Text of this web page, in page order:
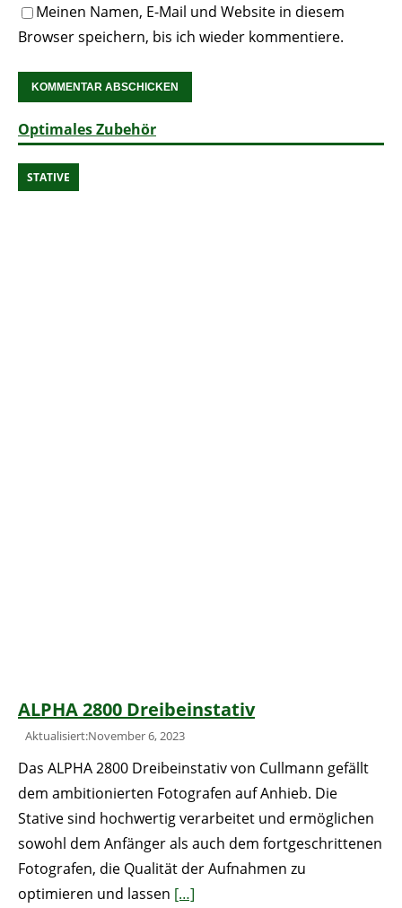
Meinen Namen, E-Mail und Website in diesem
Browser speichern, bis ich wieder kommentiere.
Optimales Zubehör
ALPHA 2800 Dreibeinstativ
STATIVE
Aktualisiert:November 6, 2023
Das ALPHA 2800 Dreibeinstativ von Cullmann gefällt
dem ambitionierten Fotografen auf Anhieb. Die
Stative sind hochwertig verarbeitet und ermöglichen
sowohl dem Anfänger als auch dem fortgeschrittenen
Fotografen, die Qualität der Aufnahmen zu
optimieren und lassen […]